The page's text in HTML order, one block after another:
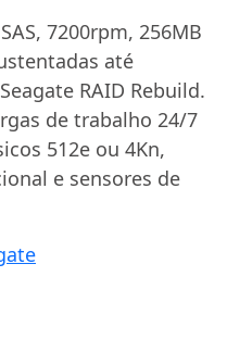
7200rpm, 256MB
até
RAID Rebuild.
de trabalho 24/7
512e ou 4Kn,
e sensores de